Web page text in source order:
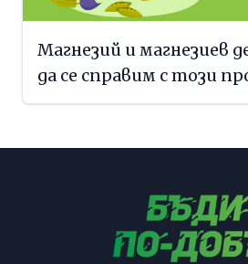
Магнезий и магнезиев
да се справим с този